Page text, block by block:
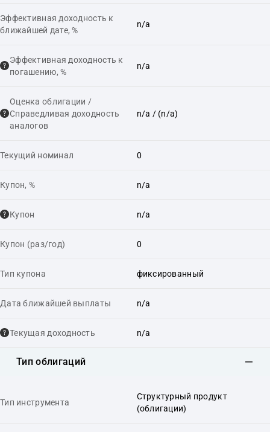
Эффективная доходность к
ближайшей дате, %
n/a
Эффективная доходность к
погашению, %
n/a
Оценка облигации /
Справедливая доходность
аналогов
n/a / (n/a)
Текущий номинал 0
Купон, % n/a
Купон n/a
Купон (раз/год) 0
Тип купона фиксированный
Дата ближайшей выплаты n/a
Текущая доходность n/a
Тип облигаций
Тип инструмента
Структурный продукт
(облигации)